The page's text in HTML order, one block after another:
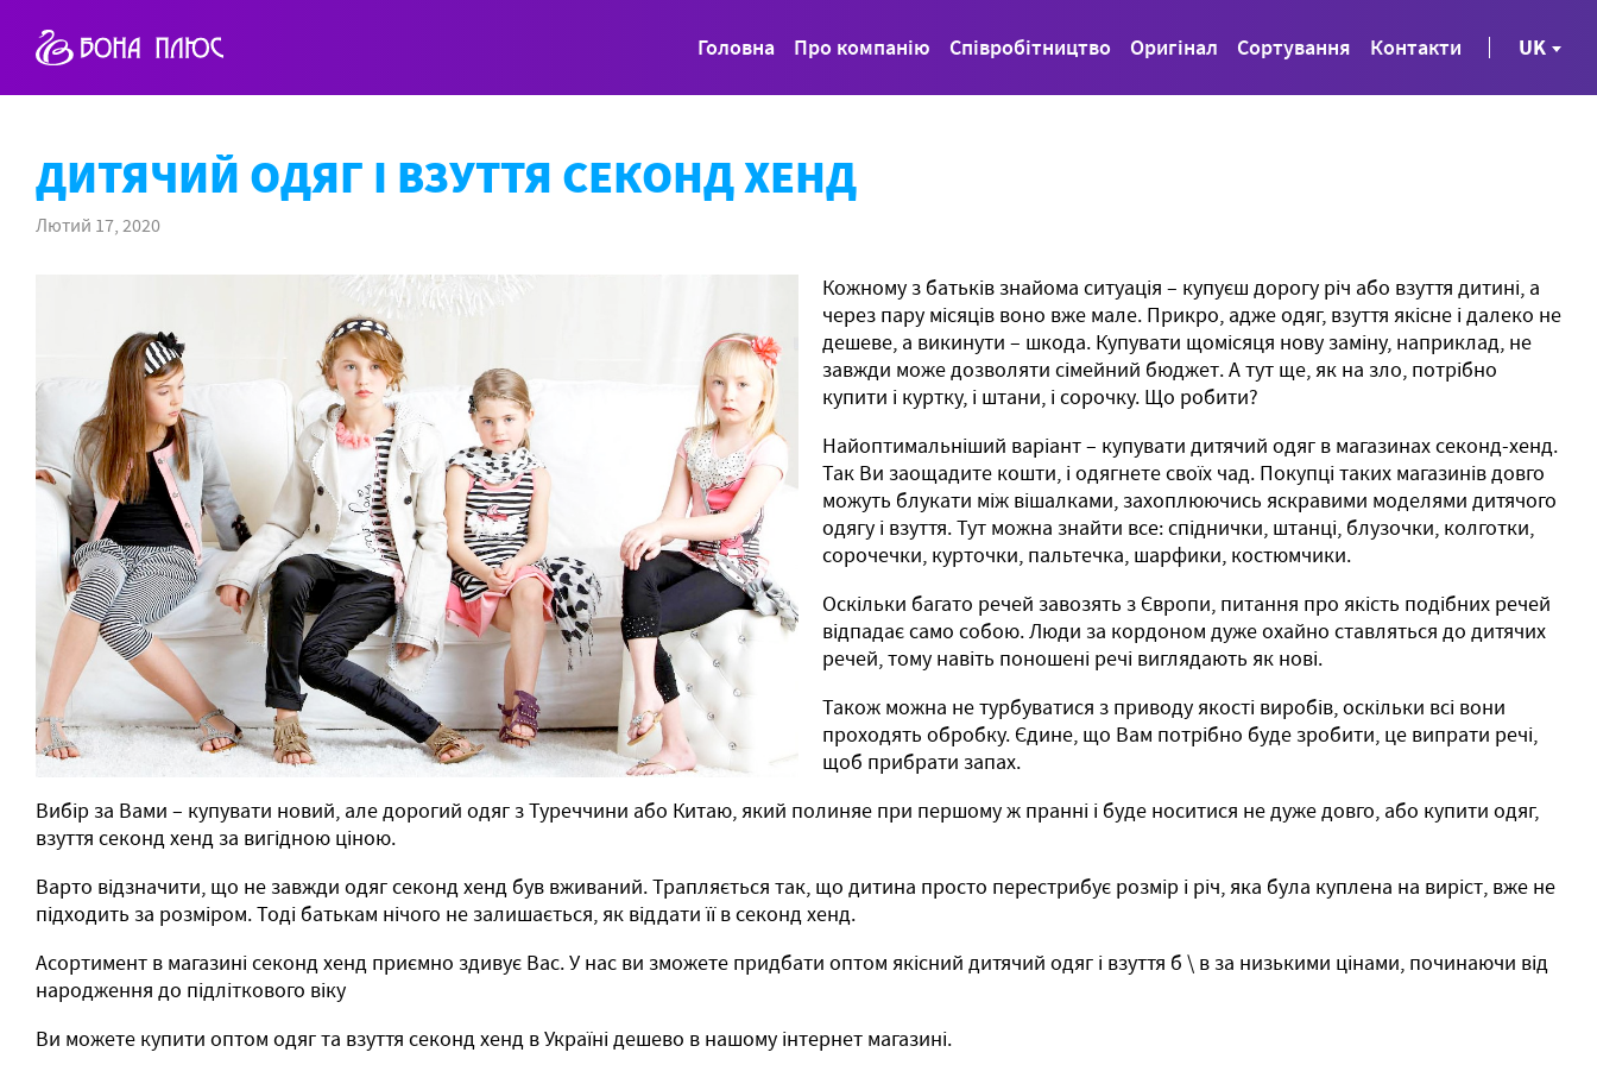
Головна Про компанію Співробітництво Оригінал Сортування Контакти UK
ДИТЯЧИЙ ОДЯГ І ВЗУТТЯ СЕКОНД ХЕНД
Лютий 17, 2020
Кожному з батьків знайома ситуація – купуєш дорогу річ або взуття дитині, а
через пару місяців воно вже мале. Прикро, адже одяг, взуття якісне і далеко не
дешеве, а викинути – шкода. Купувати щомісяця нову заміну, наприклад, не
завжди може дозволяти сімейний бюджет. А тут ще, як на зло, потрібно
купити і куртку, і штани, і сорочку. Що робити?
Найоптимальніший варіант – купувати дитячий одяг в магазинах секонд-хенд.
Так Ви заощадите кошти, і одягнете своїх чад. Покупці таких магазинів довго
можуть блукати між вішалками, захоплюючись яскравими моделями дитячого
одягу і взуття. Тут можна знайти все: спіднички, штанці, блузочки, колготки,
сорочечки, курточки, пальтечка, шарфики, костюмчики.
Оскільки багато речей завозять з Європи, питання про якість подібних речей
відпадає само собою. Люди за кордоном дуже охайно ​​ставляться до дитячих
речей, тому навіть поношені речі виглядають як нові.
Також можна не турбуватися з приводу якості виробів, оскільки всі вони
проходять обробку. Єдине, що Вам потрібно буде зробити, це випрати речі,
щоб прибрати запах.
Вибір за Вами – купувати новий, але дорогий одяг з Туреччини або Китаю, який полиняе при першому ж пранні і буде носитися не дуже довго, або купити одяг,
взуття секонд хенд за вигідною ціною.
Варто відзначити, що не завжди одяг секонд хенд був вживаний. Трапляється так, що дитина просто перестрибує розмір і річ, яка була куплена на виріст, вже не
підходить за розміром. Тоді батькам нічого не залишається, як віддати її в секонд хенд.
Асортимент в магазині секонд хенд приємно здивує Вас. У нас ви зможете придбати оптом якісний дитячий одяг і взуття б \ в за низькими цінами, починаючи від
народження до підліткового віку
Ви можете купити оптом одяг та взуття секонд хенд в Україні дешево в нашому інтернет магазині.